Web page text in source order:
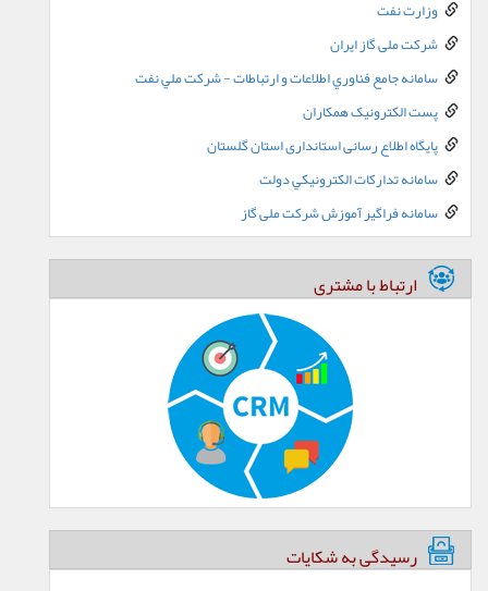
وزارت نفت
شرکت ملی گاز ایران
سامانه جامع فناوري اطلاعات و ارتباطات - شرکت ملي نفت
پست الکترونيک همکاران
پایگاه اطلاع رسانی استانداری استان گلستان
سامانه تدارکات الکترونيکي دولت
سامانه فراگیر آموزش شرکت ملی گاز
ارتباط با مشتری
رسیدگی به شکایات